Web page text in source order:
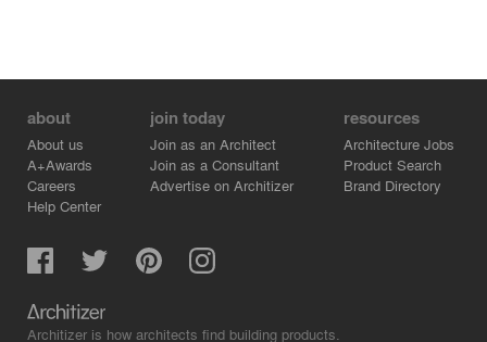
about
About us
A+Awards
Careers
Help Center
join today
Join as an Architect
Join as a Consultant
Advertise on Architizer
resources
Architecture Jobs
Product Search
Brand Directory
Architizer is how architects find building products.